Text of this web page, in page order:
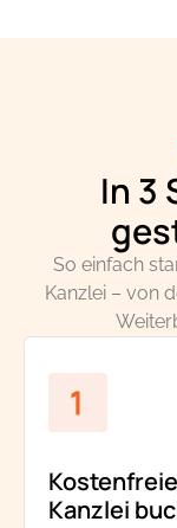
In 3
So einfach
Kanzlei – von
Kanzlei